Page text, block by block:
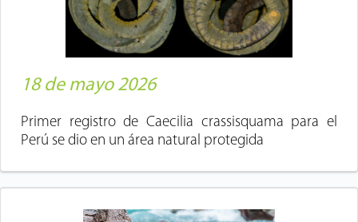
18 de mayo 2026
Primer registro de Caecilia crassisquama para el
Perú se dio en un área natural protegida